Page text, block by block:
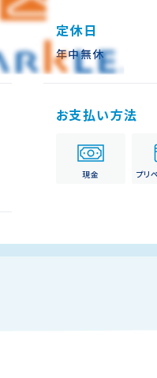
定休日
年中無休
お支払い方法
現金 プリ